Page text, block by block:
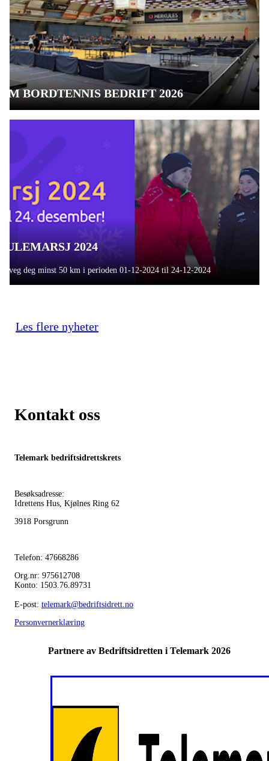
NM BORDTENNIS BEDRIFT 2026
JULEMARSJ 2024
Beveg deg minst 50 km i perioden 01-12-2024 til 24-12-2024
Les flere nyheter
Kontakt oss
Telemark bedriftsidrettskrets
Besøksadresse:
Idrettens Hus, Kjølnes Ring 62
3918 Porsgrunn
Telefon: 47668286
Org.nr: 975612708
Konto: 1503.76.89731
E-post: telemark@bedriftsidrett.no
Personvernerklæring
Partnere av Bedriftsidretten i Telemark 2026